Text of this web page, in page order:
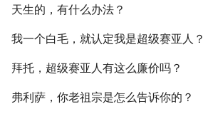
天生的，有什么办法？
我一个白毛，就认定我是超级赛亚人？
拜托，超级赛亚人有这么廉价吗？
弗利萨，你老祖宗是怎么告诉你的？